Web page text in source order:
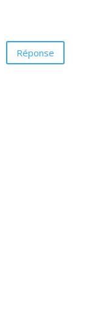
Réponse